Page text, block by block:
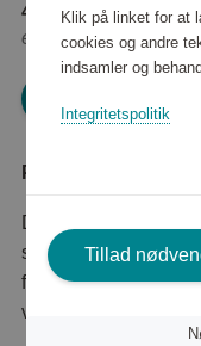
42 020 point
eller
382 kr
Produktbeskrivelse
Det perfekte
smuk, men rummer
for variation, når du
vegansk læder.
Klik på linket for at
cookies og andre
indsamler og
Integritetspolitik
Tillad